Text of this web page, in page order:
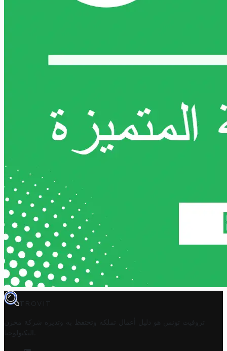
TROVIT
تروفيت تونس هو دليل أعمال تملكه وتحتفظ به وتديره
شركة مخزن
التكنولوجيا